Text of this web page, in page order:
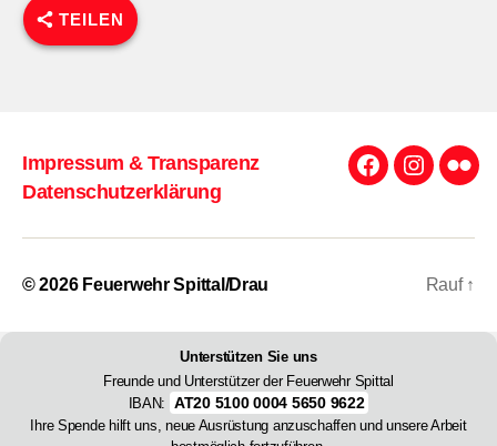
TEILEN
Impressum & Transparenz
Datenschutzerklärung
Facebook
© 2026 Feuerwehr Spittal/Drau Rauf ↑
Unterstützen Sie uns
Freunde und Unterstützer der Feuerwehr Spittal
IBAN: AT20 5100 0004 5650 9622
Ihre Spende hilft uns, neue Ausrüstung anzuschaffen und unsere Arbeit